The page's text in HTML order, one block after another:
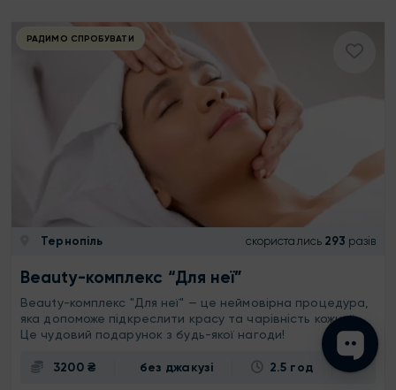
РАДИМО СПРОБУВАТИ
Тернопіль скористались 293 разів
Beauty-комплекс “Для неї”
Beauty-комплекс "Для неї" — це неймовірна процедура,
яка допоможе підкреслити красу та чарівність кожної.
Це чудовий подарунок з будь-якої нагоди!
3200 ₴ без джакузі 2.5 год